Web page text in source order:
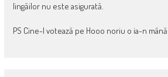
lingăilor nu este asigurată.
PS Cine-l votează pe Hooo noriu o ia-n